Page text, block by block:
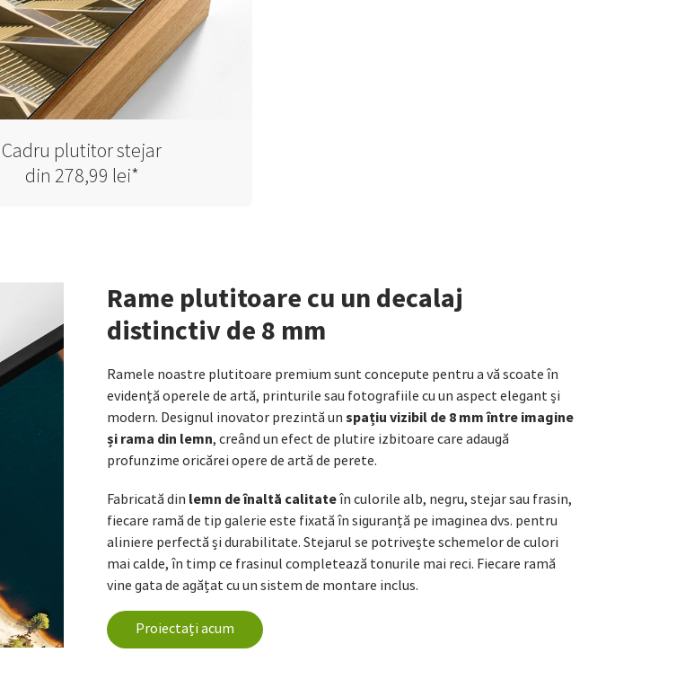
Cadru plutitor stejar
din 278,99 lei*
Rame plutitoare cu un decalaj
distinctiv de 8 mm
Ramele noastre plutitoare premium sunt concepute pentru a vă scoate în
evidență operele de artă, printurile sau fotografiile cu un aspect elegant și
modern. Designul inovator prezintă un spațiu vizibil de 8 mm între imagine
și rama din lemn, creând un efect de plutire izbitoare care adaugă
profunzime oricărei opere de artă de perete.
Fabricată din lemn de înaltă calitateîn culorile alb, negru, stejar sau frasin,
fiecare ramă de tip galerie este fixată în siguranță pe imaginea dvs. pentru
aliniere perfectă și durabilitate. Stejarul se potrivește schemelor de culori
mai calde, în timp ce frasinul completează tonurile mai reci. Fiecare ramă
vine gata de agățat cu un sistem de montare inclus.
Proiectați acum